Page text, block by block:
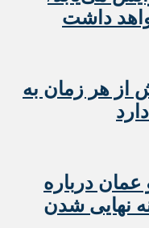
داشت
از هر زمان به
عمان درباره
نهایی شدن